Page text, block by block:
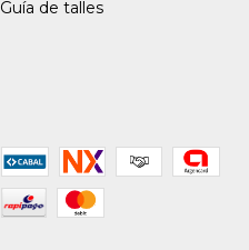
Guía de talles